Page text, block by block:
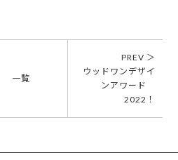
一覧
PREV ＞
ウッドワンデザイ
ンアワード
2022！